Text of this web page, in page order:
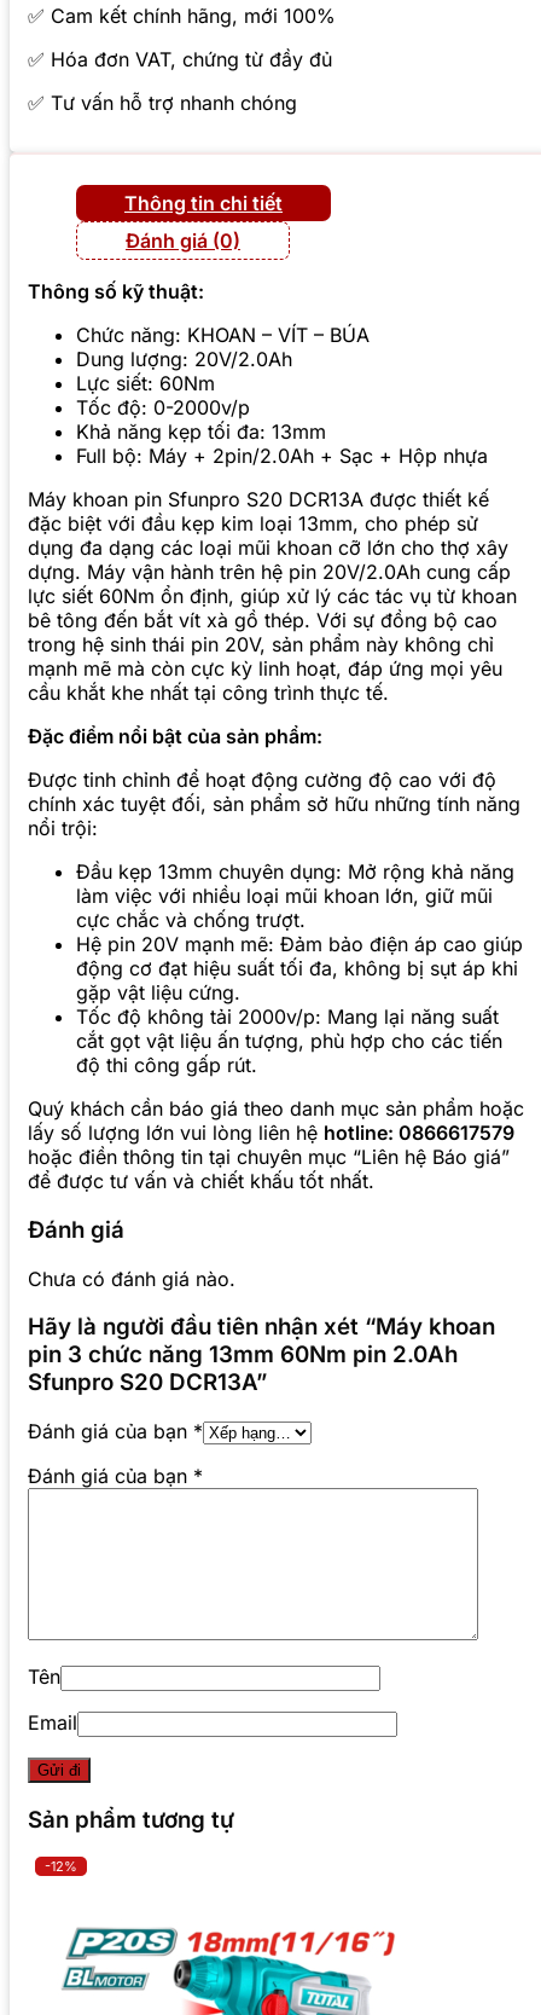
✅ Cam kết chính hãng, mới 100%
✅ Hóa đơn VAT, chứng từ đầy đủ
✅ Tư vấn hỗ trợ nhanh chóng
Thông tin chi tiết
Đánh giá (0)
Thông số kỹ thuật:
Chức năng: KHOAN – VÍT – BÚA
Dung lượng: 20V/2.0Ah
Lực siết: 60Nm
Tốc độ: 0-2000v/p
Khả năng kẹp tối đa: 13mm
Full bộ: Máy + 2pin/2.0Ah + Sạc + Hộp nhựa
Máy khoan pin Sfunpro S20 DCR13A được thiết kế
đặc biệt với đầu kẹp kim loại 13mm, cho phép sử
dụng đa dạng các loại mũi khoan cỡ lớn cho thợ xây
dựng. Máy vận hành trên hệ pin 20V/2.0Ah cung cấp
lực siết 60Nm ổn định, giúp xử lý các tác vụ từ khoan
bê tông đến bắt vít xà gồ thép. Với sự đồng bộ cao
trong hệ sinh thái pin 20V, sản phẩm này không chỉ
mạnh mẽ mà còn cực kỳ linh hoạt, đáp ứng mọi yêu
cầu khắt khe nhất tại công trình thực tế.
Đặc điểm nổi bật của sản phẩm:
Được tinh chỉnh để hoạt động cường độ cao với độ
chính xác tuyệt đối, sản phẩm sở hữu những tính năng
nổi trội:
Đầu kẹp 13mm chuyên dụng: Mở rộng khả năng
làm việc với nhiều loại mũi khoan lớn, giữ mũi
cực chắc và chống trượt.
Hệ pin 20V mạnh mẽ: Đảm bảo điện áp cao giúp
động cơ đạt hiệu suất tối đa, không bị sụt áp khi
gặp vật liệu cứng.
Tốc độ không tải 2000v/p: Mang lại năng suất
cắt gọt vật liệu ấn tượng, phù hợp cho các tiến
độ thi công gấp rút.
Quý khách cần báo giá theo danh mục sản phẩm hoặc
lấy số lượng lớn vui lòng liên hệ hotline: 0866617579
hoặc điền thông tin tại chuyên mục “Liên hệ Báo giá”
để được tư vấn và chiết khấu tốt nhất.
Đánh giá
Chưa có đánh giá nào.
Hãy là người đầu tiên nhận xét “Máy khoan
pin 3 chức năng 13mm 60Nm pin 2.0Ah
Sfunpro S20 DCR13A”
Đánh giá của bạn *
Đánh giá của bạn *
Tên
Email
Sản phẩm tương tự
-12%